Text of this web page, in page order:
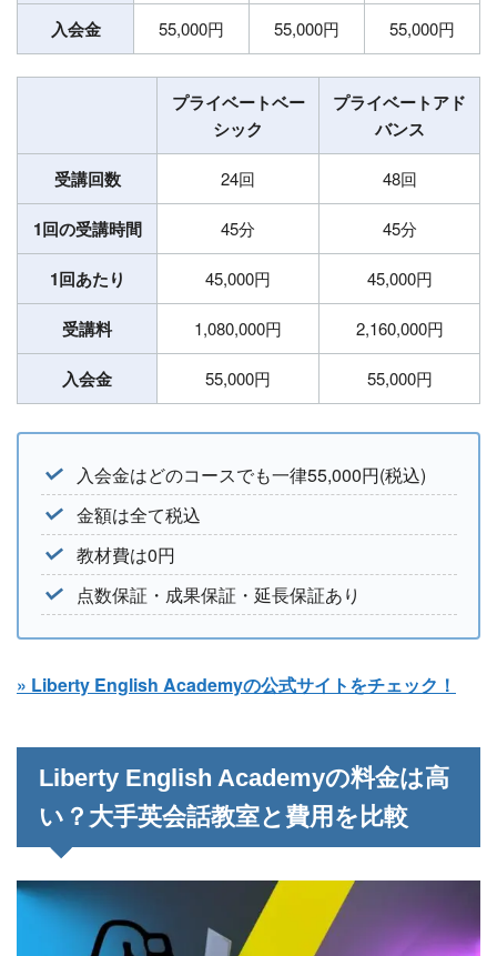
入会金 55,000円 55,000円 55,000円
プライベートベー
シック
プライベートアド
バンス
受講回数 24回 48回
1回の受講時間 45分 45分
1回あたり 45,000円 45,000円
受講料 1,080,000円 2,160,000円
入会金 55,000円 55,000円
入会金はどのコースでも一律55,000円(税込)
金額は全て税込
教材費は0円
点数保証・成果保証・延長保証あり
» Liberty English Academyの公式サイトをチェック！
Liberty English Academyの料金は高
い？大手英会話教室と費用を比較